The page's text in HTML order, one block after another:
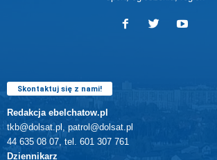
Skontaktuj się z nami!
Redakcja ebelchatow.pl
tkb@dolsat.pl, patrol@dolsat.pl
44 635 08 07, tel. 601 307 761
Dziennikarz